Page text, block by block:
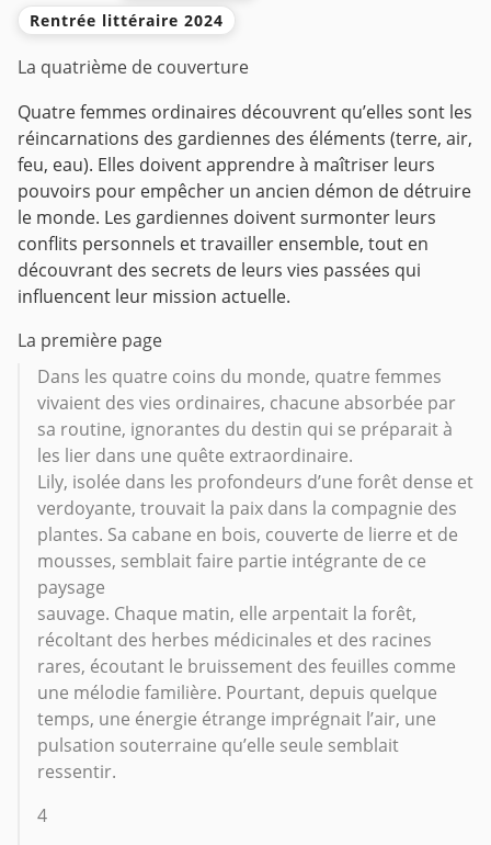
Rentrée littéraire 2024
La quatrième de couverture
Quatre femmes ordinaires découvrent qu’elles sont les
réincarnations des gardiennes des éléments (terre, air,
feu, eau). Elles doivent apprendre à maîtriser leurs
pouvoirs pour empêcher un ancien démon de détruire
le monde. Les gardiennes doivent surmonter leurs
conflits personnels et travailler ensemble, tout en
découvrant des secrets de leurs vies passées qui
influencent leur mission actuelle.
La première page
Dans les quatre coins du monde, quatre femmes
vivaient des vies ordinaires, chacune absorbée par
sa routine, ignorantes du destin qui se préparait à
les lier dans une quête extraordinaire.
Lily, isolée dans les profondeurs d’une forêt dense et
verdoyante, trouvait la paix dans la compagnie des
plantes. Sa cabane en bois, couverte de lierre et de
mousses, semblait faire partie intégrante de ce
paysage
sauvage. Chaque matin, elle arpentait la forêt,
récoltant des herbes médicinales et des racines
rares, écoutant le bruissement des feuilles comme
une mélodie familière. Pourtant, depuis quelque
temps, une énergie étrange imprégnait l’air, une
pulsation souterraine qu’elle seule semblait
ressentir.
4